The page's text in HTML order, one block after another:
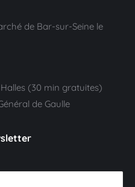
de Bar-sur-Seine le
(30 min gratuites)
de Gaulle